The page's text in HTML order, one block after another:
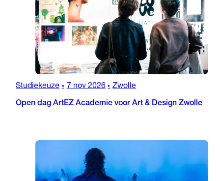
Studiekeuze • 7 nov 2026 • Zwolle
Open dag ArtEZ Academie voor Art & Design Zwolle